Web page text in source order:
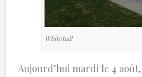
Whitehall
Aujourd’hui mardi le 4 août,